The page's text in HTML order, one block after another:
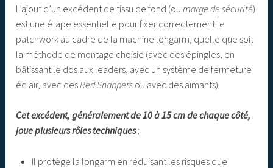
L’ajout d’un excédent de tissu de fond (ou marge de sécurité)
est une étape essentielle pour fixer correctement le
patchwork au cadre de la machine longarm, quelle que soit
la méthode de montage choisie (avec des épingles, en
bâtissant le dos aux leaders, avec un système de fermeture
éclair, avec des Red Snappers ou avec des aimants).
Cet excédent, généralement de 10 à 15 cm de chaque côté,
joue plusieurs rôles techniques:
Il protège la longarm en réduisant les risques que